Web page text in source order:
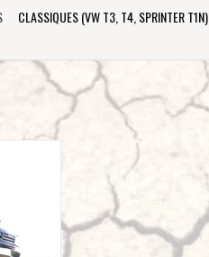
CLASSIQUES (VW T3, T4, SPRINTER T1N)
pour
avant et